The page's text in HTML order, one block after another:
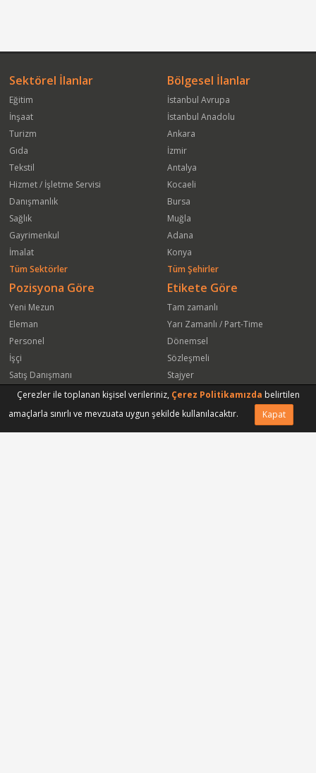
Sektörel İlanlar
Eğitim
İnşaat
Turizm
Gıda
Tekstil
Hizmet / İşletme Servisi
Danışmanlık
Sağlık
Gayrimenkul
İmalat
Tüm Sektörler
Bölgesel İlanlar
İstanbul Avrupa
İstanbul Anadolu
Ankara
İzmir
Antalya
Kocaeli
Bursa
Muğla
Adana
Konya
Tüm Şehirler
Pozisyona Göre
Yeni Mezun
Eleman
Personel
İşçi
Satış Danışmanı
Öğrenci
Satış Elemanı
Etikete Göre
Tam zamanlı
Yarı Zamanlı / Part-Time
Dönemsel
Sözleşmeli
Stajyer
Freelance
Yeni Mezun
Çerezler ile toplanan kişisel verileriniz, Çerez Politikamızda belirtilen
amaçlarla sınırlı ve mevzuata uygun şekilde kullanılacaktır.
Kapat